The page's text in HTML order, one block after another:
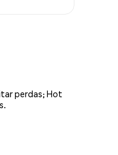
perdas; Hot